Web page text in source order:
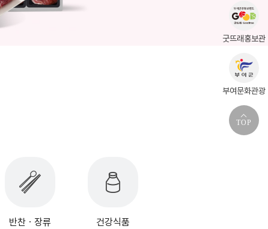
굿뜨래홍보관
부여문화관광
TOP
반찬ㆍ장류 건강식품